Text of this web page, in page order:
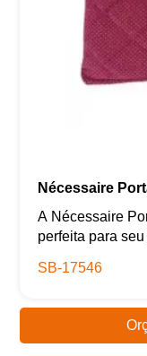
Nécessaire
A Nécessaire
perfeita para
SB-17546